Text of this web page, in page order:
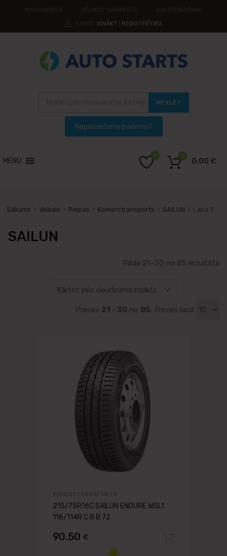
IENĀKT REĢISTRĒTIES
MEKLĒT
MENU
0
0.00 €
0
Sākums Veikals Riepas Komerctransports SAILUN Lapa 3
SAILUN
Rāda 21–30 no 85 rezultāta
Preces 21 - 30 no 85. Preces lapā
215/75R16C SAILUN ENDURE WSL1
116/114R C B B 72
90.50 €